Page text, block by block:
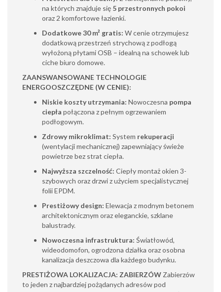
na których znajduje się 5 przestronnych pokoi
oraz 2 komfortowe łazienki.
Dodatkowe 30 m² gratis: W cenie otrzymujesz
dodatkową przestrzeń strychową z podłogą
wyłożoną płytami OSB – idealną na schowek lub
ciche biuro domowe.
ZAANSWANSOWANE TECHNOLOGIE
ENERGOOSZCZĘDNE (W CENIE):
Niskie koszty utrzymania: Nowoczesna pompa
ciepła połączona z pełnym ogrzewaniem
podłogowym.
Zdrowy mikroklimat: System rekuperacji
(wentylacji mechanicznej) zapewniający świeże
powietrze bez strat ciepła.
Najwyższa szczelność: Ciepły montaż okien 3-
szybowych oraz drzwi z użyciem specjalistycznej
folii EPDM.
Prestiżowy design: Elewacja z modnym betonem
architektonicznym oraz eleganckie, szklane
balustrady.
Nowoczesna infrastruktura: Światłowód,
wideodomofon, ogrodzona działka oraz osobna
kanalizacja deszczowa dla każdego budynku.
PRESTIŻOWA LOKALIZACJA: ZABIERZÓW Zabierzów
to jeden z najbardziej pożądanych adresów pod